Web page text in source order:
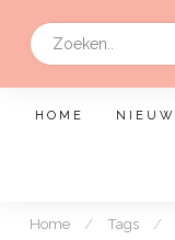
HOME NIEUW
Home / Tags /